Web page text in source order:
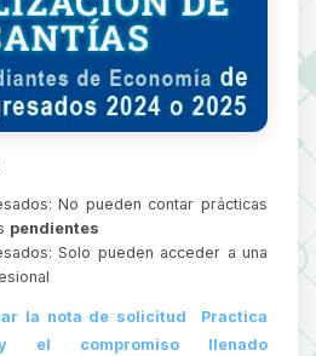
No pueden contar prácticas
pendientes
Solo pueden acceder a una
la nota de solicitud Practica
el compromiso llenado